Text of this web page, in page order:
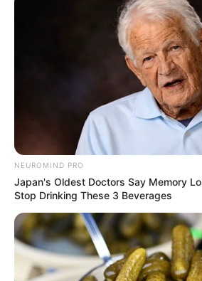
(foto: istockphoto)
Sugar merupakan hewan yang aktif dan
terutama memanjat. Oleh sebab itu,
ukurannya tidak terlalu kecil agar mereka
Jangan lupa untuk membuat tutup
tinggi agar sugar glider leluasa memanjat.
kandang di tempat yang aman.
NEUROMIND PRO
Japan's Oldest Doctors Say Memory
Stop Drinking These 3 Beverages